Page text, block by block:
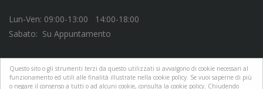
Questo sito o gli strumenti terzi da questo utilizzati si avvalgono di cookie necessari al
funzionamento ed utili alle finalità illustrate nella cookie policy. Se vuoi saperne di più
o negare il consenso a tutti o ad alcuni cookie, consulta la cookie policy. Chiudendo
Lun-Ven: 09:00-13:00 14:00-18:00
Sabato: Su Appuntamento